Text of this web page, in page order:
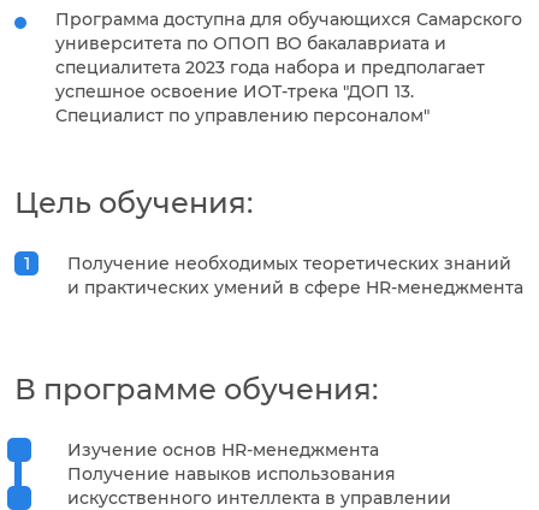
Программа доступна для обучающихся Самарского
университета по ОПОП ВО бакалавриата и
специалитета 2023 года набора и предполагает
успешное освоение ИОТ-трека "ДОП 13.
Специалист по управлению персоналом"
Цель обучения:
Получение необходимых теоретических знаний
и практических умений в сфере HR-менеджмента
В программе обучения:
Изучение основ HR-менеджмента
Получение навыков использования
искусственного интеллекта в управлении